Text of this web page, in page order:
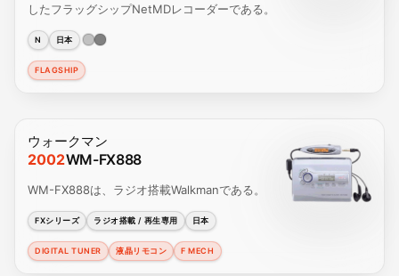
したフラッグシップNetMDレコーダーである。
N 日本
FLAGSHIP
ウォークマン
2002WM-FX888
WM-FX888は、ラジオ搭載Walkmanである。
FXシリーズ ラジオ搭載 / 再生専用 日本
DIGITAL TUNER 液晶リモコン F MECH